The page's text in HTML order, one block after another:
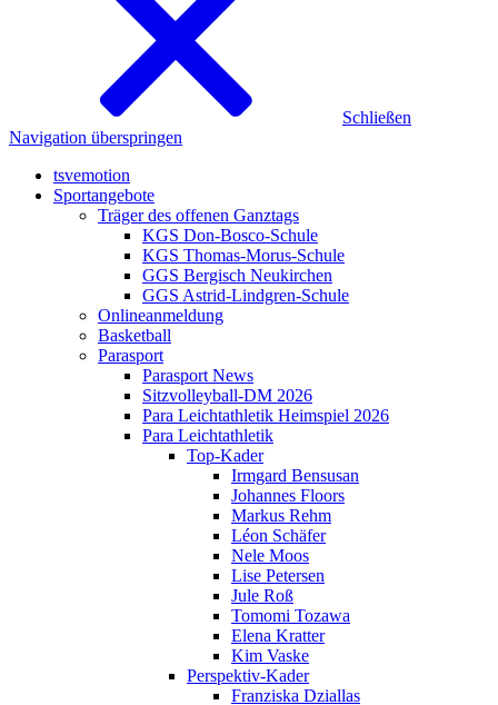
Schließen
Navigation überspringen
tsvemotion
Sportangebote
Träger des offenen Ganztags
KGS Don-Bosco-Schule
KGS Thomas-Morus-Schule
GGS Bergisch Neukirchen
GGS Astrid-Lindgren-Schule
Onlineanmeldung
Basketball
Parasport
Parasport News
Sitzvolleyball-DM 2026
Para Leichtathletik Heimspiel 2026
Para Leichtathletik
Top-Kader
Irmgard Bensusan
Johannes Floors
Markus Rehm
Léon Schäfer
Nele Moos
Lise Petersen
Jule Roß
Tomomi Tozawa
Elena Kratter
Kim Vaske
Perspektiv-Kader
Franziska Dziallas